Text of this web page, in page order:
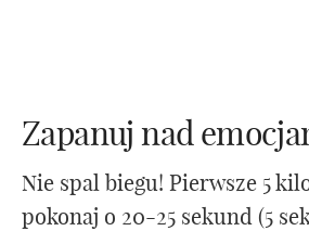
Zapanuj nad
Nie spal biegu! Pierwsze 5
pokonaj o 20-25 sekund (5